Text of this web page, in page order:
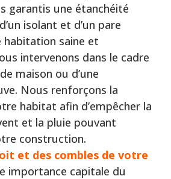
garantis une étanchéité
isolant et d’un pare
habitation saine et
intervenons dans le cadre
maison ou d’une
Nous renforçons la
habitat afin d’empêcher la
et la pluie pouvant
construction.
et des combles de votre
importance capitale du